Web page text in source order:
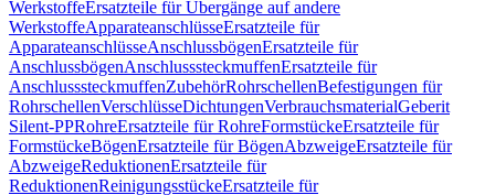
WerkstoffeErsatzteile für Übergänge auf andere
WerkstoffeApparateanschlüsseErsatzteile für
ApparateanschlüsseAnschlussbögenErsatzteile für
AnschlussbögenAnschlusssteckmuffenErsatzteile für
AnschlusssteckmuffenZubehörRohrschellenBefestigungen für
RohrschellenVerschlüsseDichtungenVerbrauchsmaterialGeberit
Silent-PPRohreErsatzteile für RohreFormstückeErsatzteile für
FormstückeBögenErsatzteile für BögenAbzweigeErsatzteile für
AbzweigeReduktionenErsatzteile für
ReduktionenReinigungsstückeErsatzteile für